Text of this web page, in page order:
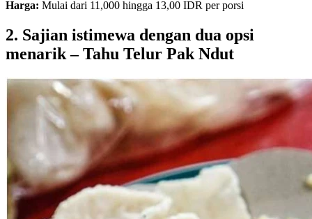
Harga: Mulai dari 11,000 hingga 13,00 IDR per porsi
2. Sajian istimewa dengan dua opsi
menarik – Tahu Telur Pak Ndut